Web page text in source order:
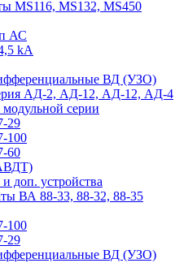
MS116, MS132, MS450
АС
kA
ВД (УЗО)
АД-2, АД-12, АД-12, АД-4
серии
29
100
60
доп. устройства
ВА 88-33, 88-32, 88-35
100
29
ВД (УЗО)